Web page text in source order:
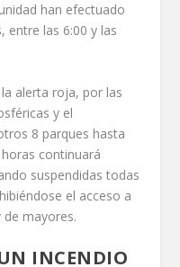
han efectuado
entre las 6:00 y las
alerta roja, por las
y el
8 parques hasta
continuará
suspendidas todas
el acceso a
mayores.
INCENDIO